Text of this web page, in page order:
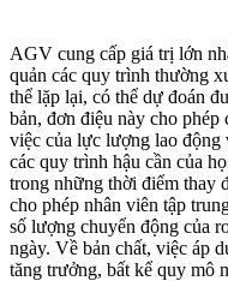
AGV cung cấp giá trị lớn
quản các quy trình thường
thể lặp lại, có thể dự đoán
bản, đơn điệu này cho phép
việc của lực lượng lao động
các quy trình hậu cần của
trong những thời điểm thay
cho phép nhân viên tập
số lượng chuyển động của
ngày. Về bản chất, việc áp
tăng trưởng, bất kể quy mô